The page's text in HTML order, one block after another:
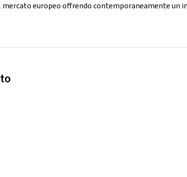
mercato europeo offrendo contemporaneamente